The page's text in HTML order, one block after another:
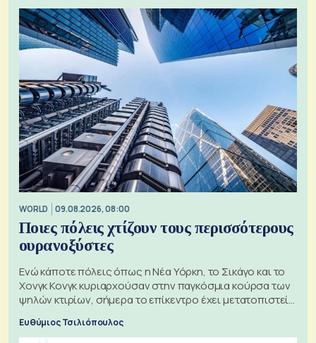
WORLD 09.08.2026, 08:00
Ποιες πόλεις χτίζουν τους περισσότερους
ουρανοξύστες
Ενώ κάποτε πόλεις όπως η Νέα Υόρκη, το Σικάγο και το
Χονγκ Κονγκ κυριαρχούσαν στην παγκόσμια κούρσα των
ψηλών κτιρίων, σήμερα το επίκεντρο έχει μετατοπιστεί
Ευθύμιος Τσιλιόπουλος